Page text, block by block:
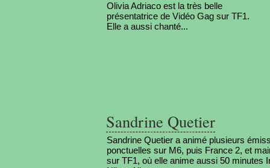
Olivia Adriaco est la très belle
présentatrice de Vidéo Gag sur TF1.
Elle a aussi chanté...
Sandrine Quetier
Sandrine Quetier a animé plusieurs
ponctuelles sur M6, puis France 2, et
sur TF1, où elle anime aussi 50 minutes